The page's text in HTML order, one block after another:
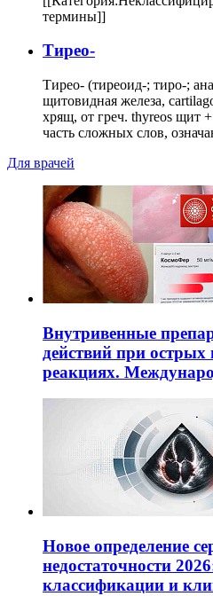
термины]]
Тирео-
Тирео- (тиреоид-; тиро-;
щитовидная железа,
хрящ, от греч. thyreos щит
часть сложных слов,
Для врачей
Внутривенные
действий при
реакциях.
Новое определение
недостаточности
классификации и